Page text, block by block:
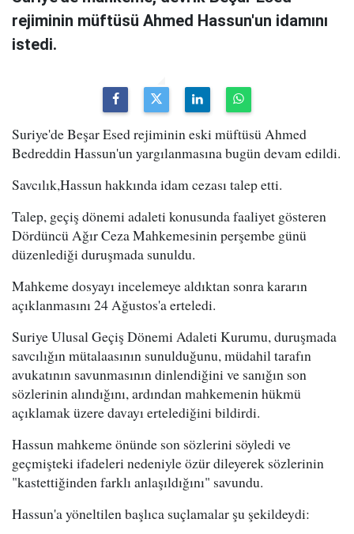
rejiminin müftüsü Ahmed Hassun'un idamını
istedi.
Suriye'de Beşar Esed rejiminin eski müftüsü Ahmed
Bedreddin Hassun'un yargılanmasına bugün devam edildi.
Savcılık,Hassun hakkında idam cezası talep etti.
Talep, geçiş dönemi adaleti konusunda faaliyet gösteren
Dördüncü Ağır Ceza Mahkemesinin perşembe günü
düzenlediği duruşmada sunuldu.
Mahkeme dosyayı incelemeye aldıktan sonra kararın
açıklanmasını 24 Ağustos'a erteledi.
Suriye Ulusal Geçiş Dönemi Adaleti Kurumu, duruşmada
savcılığın mütalaasının sunulduğunu, müdahil tarafın
avukatının savunmasının dinlendiğini ve sanığın son
sözlerinin alındığını, ardından mahkemenin hükmü
açıklamak üzere davayı ertelediğini bildirdi.
Hassun mahkeme önünde son sözlerini söyledi ve
geçmişteki ifadeleri nedeniyle özür dileyerek sözlerinin
"kastettiğinden farklı anlaşıldığını" savundu.
Hassun'a yöneltilen başlıca suçlamalar şu şekildeydi: